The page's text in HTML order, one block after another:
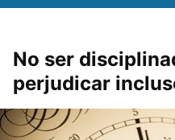
No ser
perjudicar